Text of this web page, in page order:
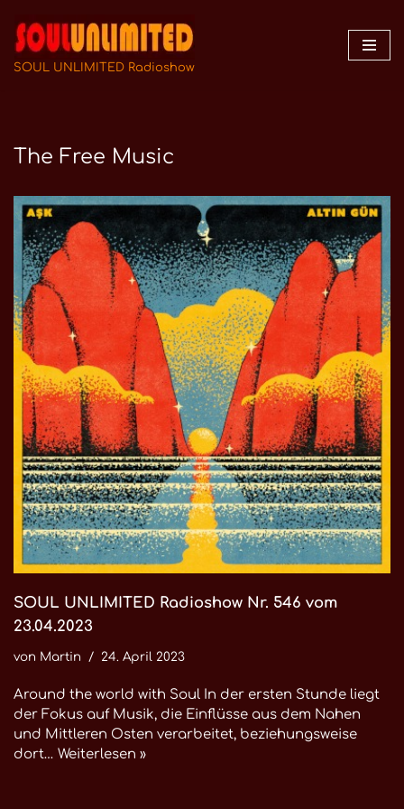
Zum
Inhalt
SOUL UNLIMITED Radioshow
The Free Music
SOUL UNLIMITED Radioshow Nr. 546 vom
23.04.2023
von Martin 24. April 2023
Around the world with Soul In der ersten Stunde liegt
der Fokus auf Musik, die Einflüsse aus dem Nahen
und Mittleren Osten verarbeitet, beziehungsweise
dort… Weiterlesen »